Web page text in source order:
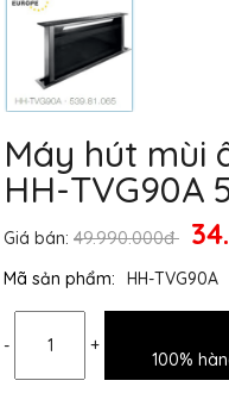
Máy hút mùi
HH-TVG90A
Giá bán: 49.990.000đ
Mã sản phẩm: HH-TVG90A
- +
100%